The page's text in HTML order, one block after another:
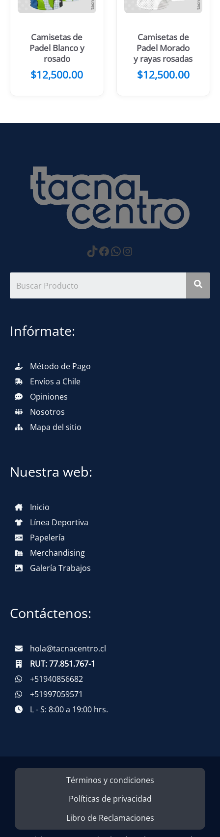
Camisetas de
Padel Blanco y
rosado
$12,500.00
Camisetas de
Padel Morado
y rayas rosadas
$12,500.00
https://
Facebook
WhatsApp
Instagram
Infórmate:
Método de Pago
Envíos a Chile
Opiniones
Nosotros
Mapa del sitio
Nuestra web:
Inicio
Línea Deportiva
Papelería
Merchandising
Galería Trabajos
Contáctenos:
hola@tacnacentro.cl
RUT:77.851.767-1
+51940856682
+51997059571
L - S: 8:00 a 19:00 hrs.
Términos y condiciones
Políticas de privacidad
Libro de Reclamaciones